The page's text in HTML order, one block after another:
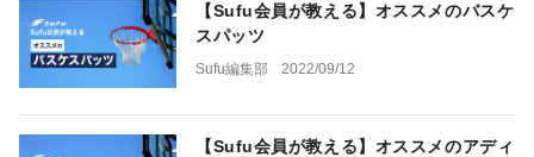
【Sufu会員が教える】オススメのバスケ
スパッツ
Sufu編集部 2022/09/12
【Sufu会員が教える】オススメのアディ